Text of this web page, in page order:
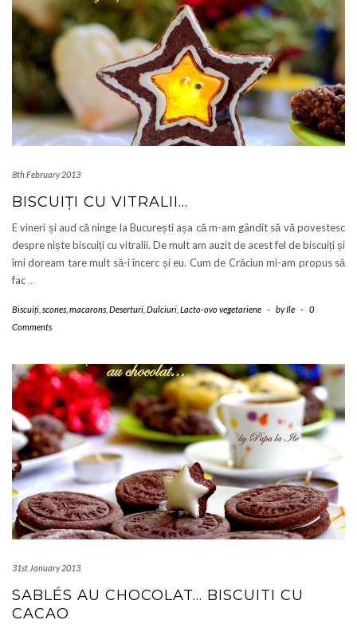
8th February 2013
BISCUIȚI CU VITRALII…
E vineri și aud că ninge la București așa că m-am gândit să vă povestesc
despre niște biscuiți cu vitralii. De mult am auzit de acest fel de biscuiți și
îmi doream tare mult să-i încerc și eu. Cum de Crăciun mi-am propus să
fac…
Biscuiți, scones, macarons Deserturi Dulciuri Lacto-ovo vegetariene - byIle -
0
Comments
31st January 2013
SABLÉS AU CHOCOLAT… BISCUITI CU
CACAO